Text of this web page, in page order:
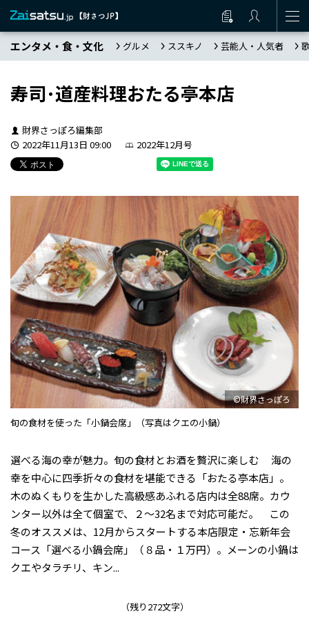
エンタメ・食・文化 グルメ ススキノ 芸能人・人気者
寿司･道産料理おたる亭本店
財界さっぽろ編集部
2022年11月13日 09:00
2022年12月号
©財界さっぽろ
旬の食材を使った「小鍋会席」（写真はクエの小鍋）
選べる海の幸が魅力。旬の食材とお酒を贅沢に楽しむ 海の
幸を中心に四季折々の食材を堪能できる「おたる亭本店」。
木のぬくもりを生かした高級感あふれる店内は全88席。カウ
ンター以外は全て個室で、２～32名まで対応可能だ。 この
冬のオススメは、12月からスタートする本店限定・忘新年会
コース「選べる小鍋会席」（８品・１万円）。メーンの小鍋は
クエやタラチリ、キン...
（残り272文字）